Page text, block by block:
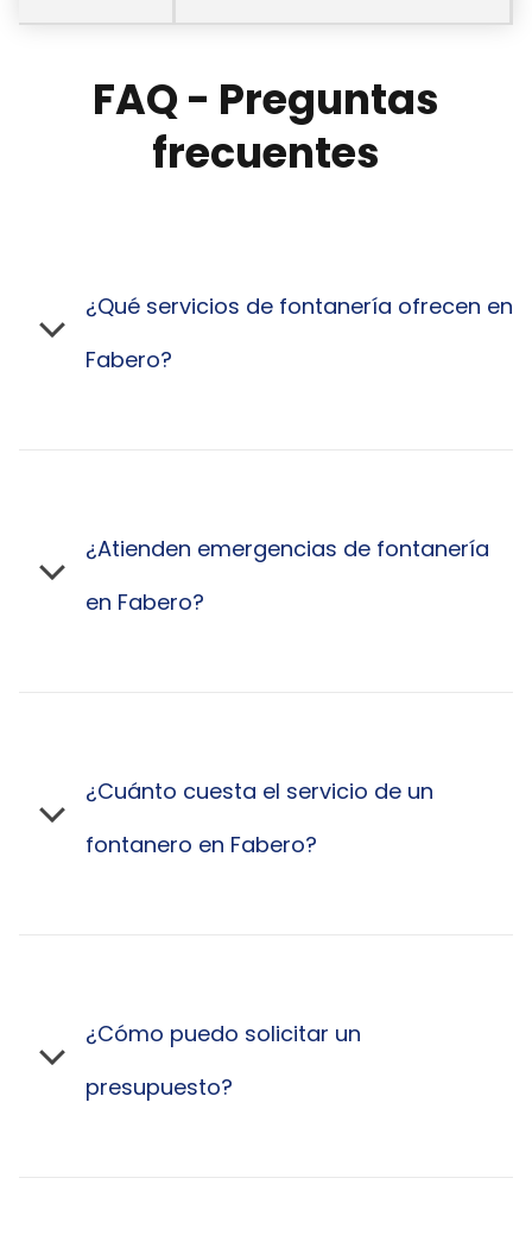
FAQ - Preguntas
frecuentes
¿Qué servicios de fontanería ofrecen en
Fabero?
¿Atienden emergencias de fontanería
en Fabero?
¿Cuánto cuesta el servicio de un
fontanero en Fabero?
¿Cómo puedo solicitar un
presupuesto?